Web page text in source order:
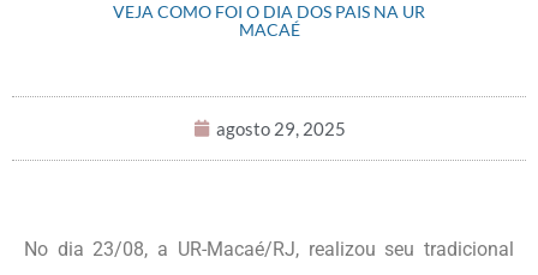
VEJA COMO FOI O DIA DOS PAIS NA UR
MACAÉ
agosto 29, 2025
No dia 23/08, a UR-Macaé/RJ, realizou seu tradicional